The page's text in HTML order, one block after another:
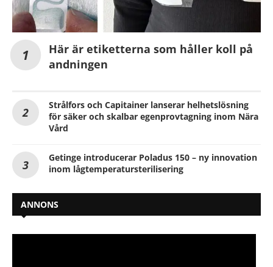
Här är etiketterna som håller koll på
andningen
Strålfors och Capitainer lanserar helhetslösning
för säker och skalbar egenprovtagning inom Nära
Vård
Getinge introducerar Poladus 150 – ny innovation
inom lågtemperatursterilisering
ANNONS